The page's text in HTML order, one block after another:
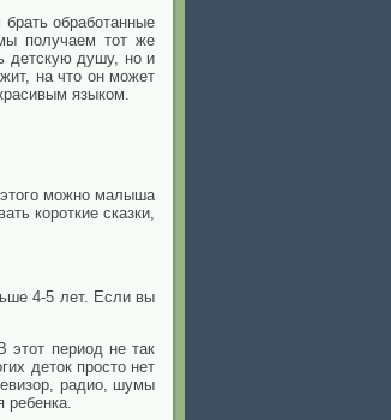
обработанные
мы получаем тот же
детскую душу, но и
на что он может
языком.
этого можно малыша
короткие сказки,
4-5 лет. Если вы
этот период не так
деток просто нет
радио, шумы
ребенка.